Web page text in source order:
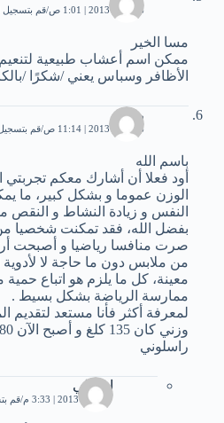
6 أبريل، 2013 | 1:01 ص قم بتسجيل
مسا الخير
ممكن اسم أعشاب طبيعية لتنعيم
الأظافر وسباس يعني /شكرًا /
رشيد
6 أبريل، 2013 | 11:14 ص قم
باسم الله
أود فعلا أن أشارك معكم
الوزن عموما و بشكل كبير، ما
النفس و زيادة النشاط و
بفضل الله، فقد تمكنت شخصيا
صرت منافسا رياضيا و أصبحت
من ملابس دون ما حاجة لا
معينة، كل ما يلزم هو اتباع
ممارسة الرياضة بشكل بسيط .
لمعرفة أكثر فأنا مستعد لتقديم
وزني كان 135 كلغ و أصبح الآن 80 كلغ و الحمد لله
راسلوني
ام علي
7 أبريل، 2013 | 3:33 م قم